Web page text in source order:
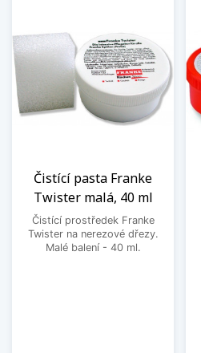
Čistící pasta Franke
Twister malá, 40 ml
Čistící prostředek Franke
Twister na nerezové dřezy.
Malé balení - 40 ml.